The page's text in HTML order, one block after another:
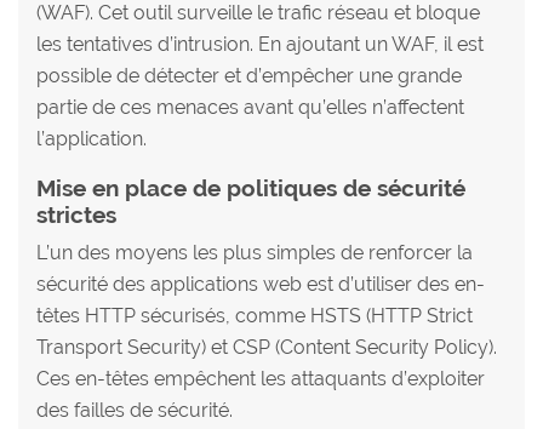
(WAF). Cet outil surveille le trafic réseau et bloque
les tentatives d’intrusion. En ajoutant un WAF, il est
possible de détecter et d’empêcher une grande
partie de ces menaces avant qu’elles n’affectent
l’application.
Mise en place de politiques de sécurité
strictes
L’un des moyens les plus simples de renforcer la
sécurité des applications web est d’utiliser des en-
têtes HTTP sécurisés, comme HSTS (HTTP Strict
Transport Security) et CSP (Content Security Policy).
Ces en-têtes empêchent les attaquants d’exploiter
des failles de sécurité.